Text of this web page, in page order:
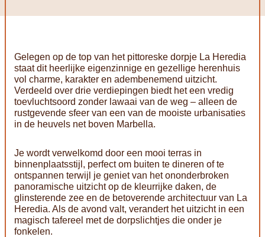
Gelegen op de top van het pittoreske dorpje La Heredia
staat dit heerlijke eigenzinnige en gezellige herenhuis
vol charme, karakter en adembenemend uitzicht.
Verdeeld over drie verdiepingen biedt het een vredig
toevluchtsoord zonder lawaai van de weg – alleen de
rustgevende sfeer van een van de mooiste urbanisaties
in de heuvels net boven Marbella.
Je wordt verwelkomd door een mooi terras in
binnenplaatsstijl, perfect om buiten te dineren of te
ontspannen terwijl je geniet van het ononderbroken
panoramische uitzicht op de kleurrijke daken, de
glinsterende zee en de betoverende architectuur van La
Heredia. Als de avond valt, verandert het uitzicht in een
magisch tafereel met de dorpslichtjes die onder je
fonkelen.